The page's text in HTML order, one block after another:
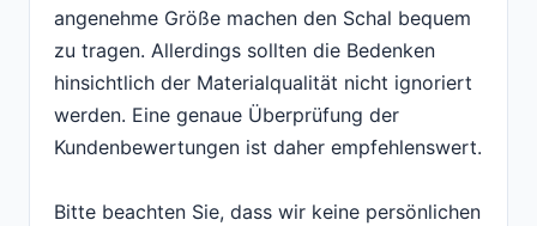
angenehme Größe machen den Schal bequem
zu tragen. Allerdings sollten die Bedenken
hinsichtlich der Materialqualität nicht ignoriert
werden. Eine genaue Überprüfung der
Kundenbewertungen ist daher empfehlenswert.
Bitte beachten Sie, dass wir keine persönlichen